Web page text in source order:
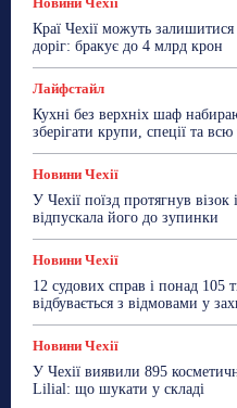
Краї Чехії можуть
доріг: бракує до 4 млрд крон
Лайфстайл
Кухні без верхніх шаф
зберігати крупи, спеції та всю
Новини Чехії
У Чехії поїзд протягнув
відпускала його до зупинки
Новини Чехії
12 судових справ і понад 105
відбувається з відмовами у
Новини Чехії
У Чехії виявили 895
Lilial: що шукати у складі